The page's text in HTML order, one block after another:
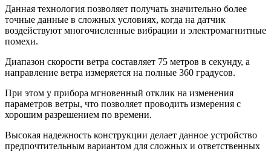
Данная технология позволяет получать значительно более
точные данные в сложных условиях, когда на датчик
воздействуют многочисленные вибрации и электромагнитные
помехи.
Диапазон скорости ветра составляет 75 метров в секунду, а
направление ветра измеряется на полные 360 градусов.
При этом у прибора мгновенный отклик на изменения
параметров ветры, что позволяет проводить измерения с
хорошим разрешением по времени.
Высокая надежность конструкции делает данное устройство
предпочтительным вариантом для сложных и ответственных